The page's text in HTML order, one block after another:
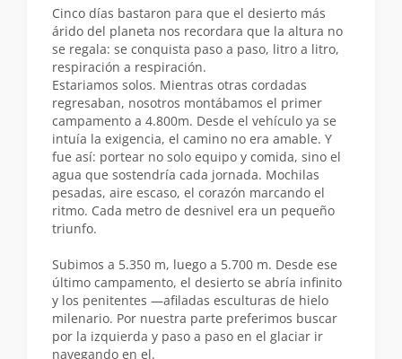
Cinco días bastaron para que el desierto más
árido del planeta nos recordara que la altura no
se regala: se conquista paso a paso, litro a litro,
respiración a respiración.
Estariamos solos. Mientras otras cordadas
regresaban, nosotros montábamos el primer
campamento a 4.800m. Desde el vehículo ya se
intuía la exigencia, el camino no era amable. Y
fue así: portear no solo equipo y comida, sino el
agua que sostendría cada jornada. Mochilas
pesadas, aire escaso, el corazón marcando el
ritmo. Cada metro de desnivel era un pequeño
triunfo.
Subimos a 5.350 m, luego a 5.700 m. Desde ese
último campamento, el desierto se abría infinito
y los penitentes —afiladas esculturas de hielo
milenario. Por nuestra parte preferimos buscar
por la izquierda y paso a paso en el glaciar ir
navegando en el.